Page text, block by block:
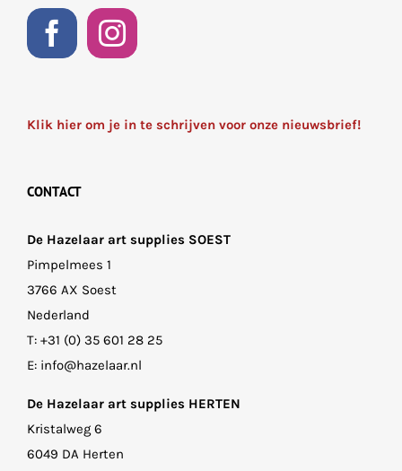
Klik hier om je in te schrijven voor onze nieuwsbrief!
CONTACT
De Hazelaar art supplies SOEST
Pimpelmees 1
3766 AX Soest
Nederland
T: +31 (0) 35 601 28 25
E: info@hazelaar.nl
De Hazelaar art supplies HERTEN
Kristalweg 6
6049 DA Herten